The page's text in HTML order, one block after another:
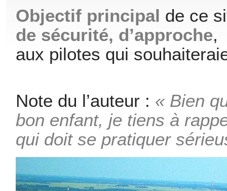
Objectif principal de ce
de sécurité, d’approche,
aux pilotes qui
Note du l’auteur : « Bien
bon enfant, je tiens à
qui doit se pratiquer